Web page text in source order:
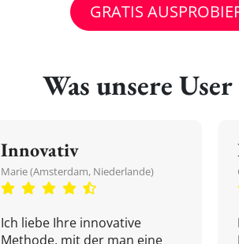
GRATIS
Was unsere User
Innovativ
Marie (Amsterdam, Niederlande)
Ich liebe Ihre innovative
Methode, mit der man eine